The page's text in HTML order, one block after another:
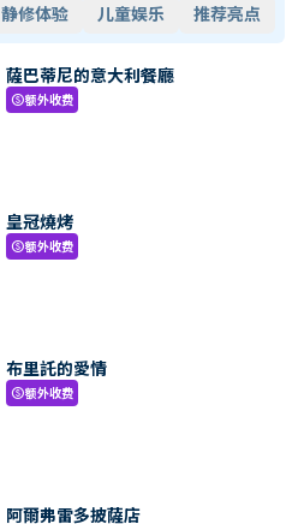
静修体验 儿童娱乐 推荐亮点
薩巴蒂尼的意大利餐廳
paid额外收费
皇冠燒烤
paid额外收费
布里託的愛情
paid额外收费
阿爾弗雷多披薩店